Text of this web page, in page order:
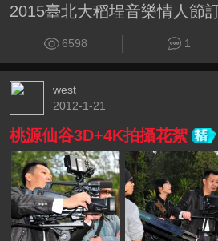
2015臺北大稻埕音樂情人節
6598 1
west
2012-1-21
桃源仙谷3D+4K拍攝花絮